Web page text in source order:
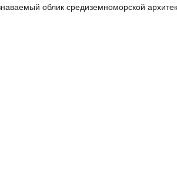
облик средиземноморской